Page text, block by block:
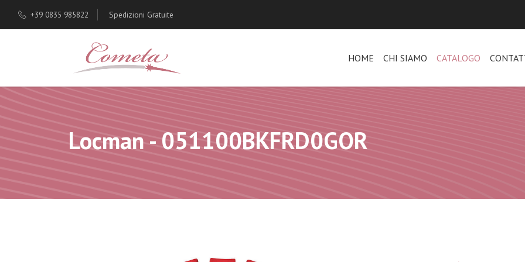
+39 0835 985822 Spedizioni Gratuite
HOME CHI SIAMO CATALOGO
Locman - 051100BKFRD0GOR